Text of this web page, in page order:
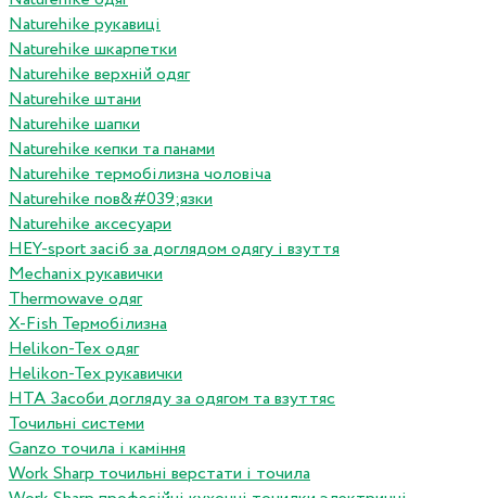
Naturehike рукавиці
Naturehike шкарпетки
Naturehike верхній одяг
Naturehike штани
Naturehike шапки
Naturehike кепки та панами
Naturehike термобілизна чоловіча
Naturehike пов&#039;язки
Naturehike аксесуари
HEY-sport засіб за доглядом одягу і взуття
Mechanix рукавички
Thermowave одяг
X-Fish Термобілизна
Helikon-Tex одяг
Helikon-Tex рукавички
HTA Засоби догляду за одягом та взуттяс
Точильні системи
Ganzo точила і каміння
Work Sharp точильні верстати і точила